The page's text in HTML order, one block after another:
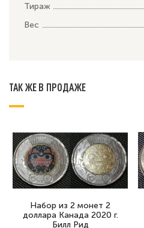
Тираж
Вес
ТАК ЖЕ В ПРОДАЖЕ
Набор из 2 монет 2
доллара Канада 2020 г.
Билл Рид